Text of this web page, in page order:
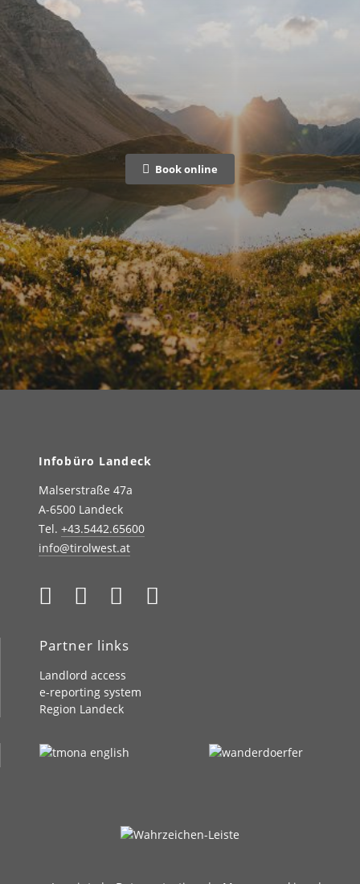
Book online
Infobüro Landeck
Malserstraße 47a
A-6500 Landeck
Tel. +43.5442.65600
info@tirolwest.at
Partner links
Landlord access
e-reporting system
Region Landeck